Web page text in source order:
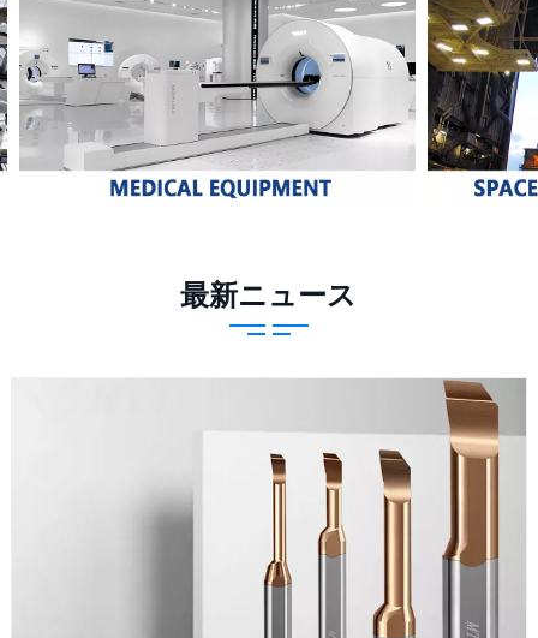
最新ニュース